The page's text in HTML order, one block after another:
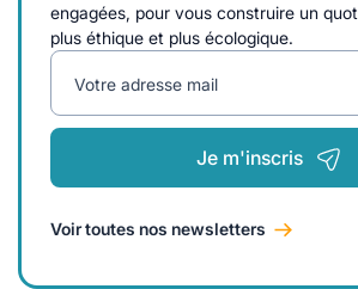
engagées, pour vous construire un
plus éthique et plus écologique.
Votre adresse mail
Je m'inscris
Voir toutes nos newsletters